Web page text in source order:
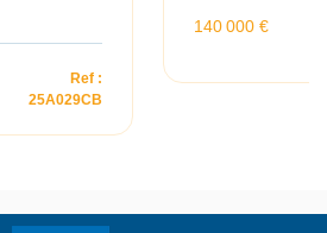
Ref :
25A029CB
140 000 €